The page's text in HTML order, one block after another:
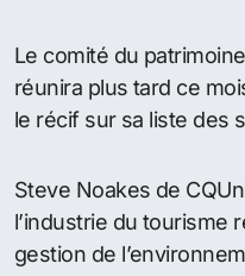
Le comité du
réunira plus tard ce
le récif sur sa liste des
Steve Noakes de
l’industrie du tourisme
gestion de